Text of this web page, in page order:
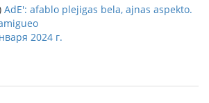
AdE': afablo plejigas bela, ajnas aspekto.
2024 г.